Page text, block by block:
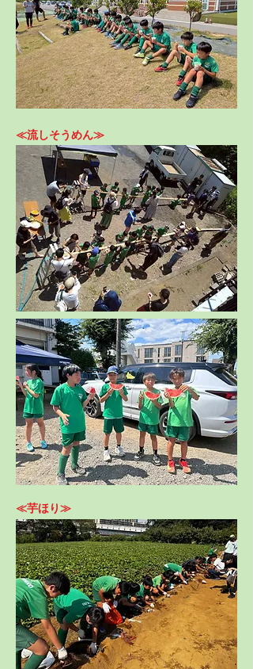
≪流しそうめん≫
≪芋ほり≫